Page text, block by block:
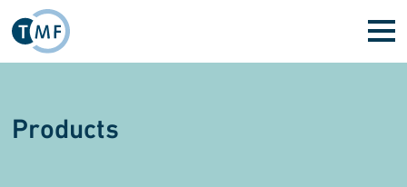
Skip to main content
Products